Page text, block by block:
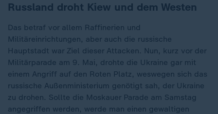
Russland droht Kiew und dem Westen
Das betraf vor allem Raffinerien und
Militäreinrichtungen, aber auch die russische
Hauptstadt war Ziel dieser Attacken. Nun, kurz vor der
Militärparade am 9. Mai, drohte die Ukraine gar mit
einem Angriff auf den Roten Platz, weswegen sich das
russische Außenministerium genötigt sah, der Ukraine
zu drohen. Sollte die Moskauer Parade am Samstag
angegriffen werden, werde man einen gewaltigen